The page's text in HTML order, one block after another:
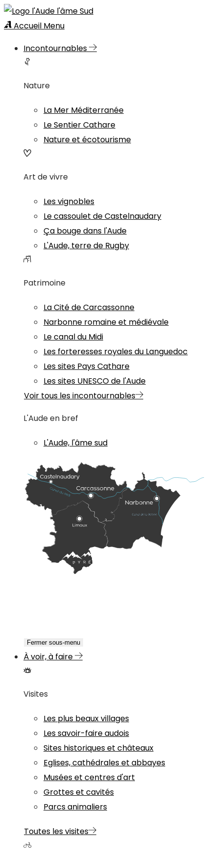
Accueil Menu
Incontournables
Nature
La Mer Méditerranée
Le Sentier Cathare
Nature et écotourisme
Art de vivre
Les vignobles
Le cassoulet de Castelnaudary
Ça bouge dans l'Aude
L'Aude, terre de Rugby
Patrimoine
La Cité de Carcassonne
Narbonne romaine et médiévale
Le canal du Midi
Les forteresses royales du Languedoc
Les sites Pays Cathare
Les sites UNESCO de l'Aude
Voir tous les incontournables
L'Aude en bref
L'Aude, l'âme sud
Fermer sous-menu
À voir, à faire
Visites
Les plus beaux villages
Les savoir-faire audois
Sites historiques et châteaux
Eglises, cathédrales et abbayes
Musées et centres d'art
Grottes et cavités
Parcs animaliers
Toutes les visites